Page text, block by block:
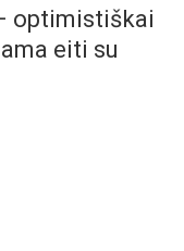
optimistiškai
eiti su